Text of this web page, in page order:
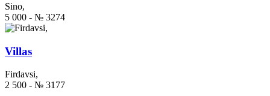
Sino,
5 000 - № 3274
Villas
Firdavsi,
2 500 - № 3177